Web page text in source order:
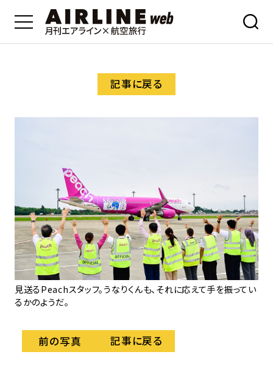
記事に戻る
見送るPeachスタッフ。うなりくんも、それに応えて手を振ってい
るかのようだ。
前の写真 記事に戻る